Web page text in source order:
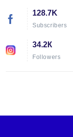
128.7K
Subscribers
34.2К
Followers